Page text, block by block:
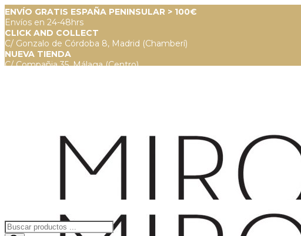
ENVÍO GRATIS ESPAÑA PENINSULAR > 100€
Envíos en 24-48hrs
CLICK AND COLLECT
C/ Gonzalo de Córdoba 8, Madrid (Chamberí)
NUEVA TIENDA
C/ Compañia 35, Málaga (Centro)
Búsqueda